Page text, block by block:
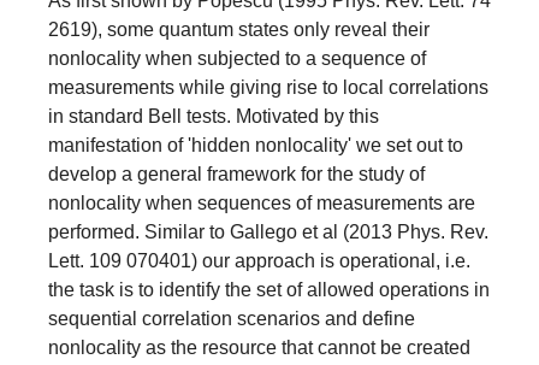
2619), some quantum states only reveal their
nonlocality when subjected to a sequence of
measurements while giving rise to local correlations
in standard Bell tests. Motivated by this
manifestation of 'hidden nonlocality' we set out to
develop a general framework for the study of
nonlocality when sequences of measurements are
performed. Similar to Gallego et al (2013 Phys. Rev.
Lett. 109 070401) our approach is operational, i.e.
the task is to identify the set of allowed operations in
sequential correlation scenarios and define
nonlocality as the resource that cannot be created